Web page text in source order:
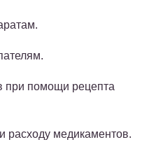
при помощи рецепта
расходу медикаментов.